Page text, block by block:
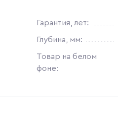
Гарантия, лет:
Глубина, мм:
Товар на белом
фоне: